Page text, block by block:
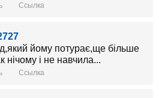
Ссылка
йому потурає,ще більше
нічому і не навчила...
Ссылка